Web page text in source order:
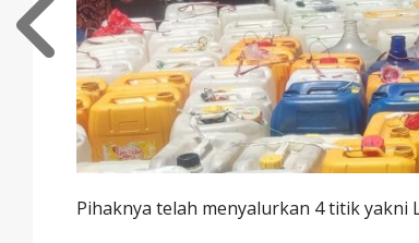
Pihaknya telah menyalurkan 4 titik yakni